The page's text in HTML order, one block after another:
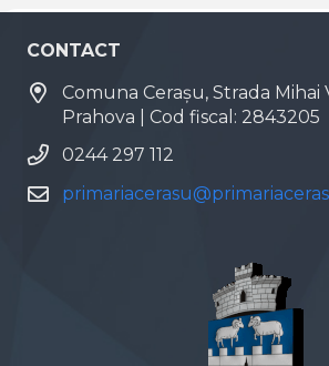
CONTACT
Comuna Cerașu, Strada Mihai
Prahova | Cod fiscal: 2843205
0244 297 112